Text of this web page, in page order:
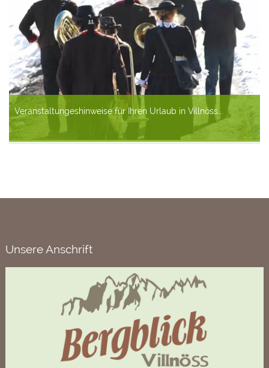
Veranstaltungeshinweise für Ihren Urlaub in Villnöss...
Unsere Anschrift